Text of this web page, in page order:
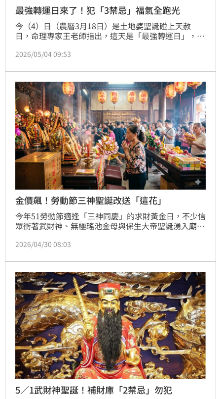
最強轉運日來了！犯「3禁忌」福氣全跑光
今（4）日（農曆3月18日）是土地婆聖誕碰上天赦
日，命理專家王老師指出，這天是「最強轉運日」，有
守不住。
2026/05/04 09:53
金價飆！勞動節三神聖誕改送「這花」
今年51勞動節適逢「三神同慶」的求財黃金日，不少信
眾衝著武財神、無極瑤池金母與保生大帝聖誕湧入廟
最夯的替代方案，就是將金紙或紙鈔摺成「神明花」供
業務性質工作者必拜「武財神」，搭配紅包袋寫下心願
焚化的「直達天聽」秘訣，讓這波節日求財潮在傳統與
創意間引發高度話題。
2026/04/30 08:03
5／1武財神聖誕！補財庫「2禁忌」勿犯